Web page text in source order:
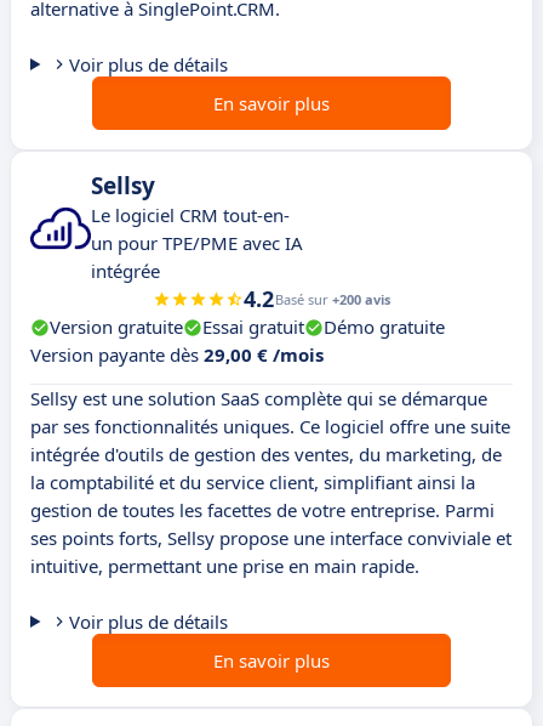
alternative à SinglePoint.CRM.
Voir plus de détails
En savoir plus
Sellsy
Le logiciel CRM tout-en-
un pour TPE/PME avec IA
intégrée
4.2Basé sur +200 avis
Version gratuite Essai gratuit
Démo gratuite
Version payante dès 29,00 € /mois
Sellsy est une solution SaaS complète qui se démarque
par ses fonctionnalités uniques. Ce logiciel offre une suite
intégrée d'outils de gestion des ventes, du marketing, de
la comptabilité et du service client, simplifiant ainsi la
gestion de toutes les facettes de votre entreprise. Parmi
ses points forts, Sellsy propose une interface conviviale et
intuitive, permettant une prise en main rapide.
Voir plus de détails
En savoir plus